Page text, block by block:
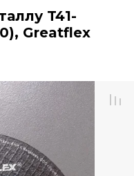
T41-
Greatflex